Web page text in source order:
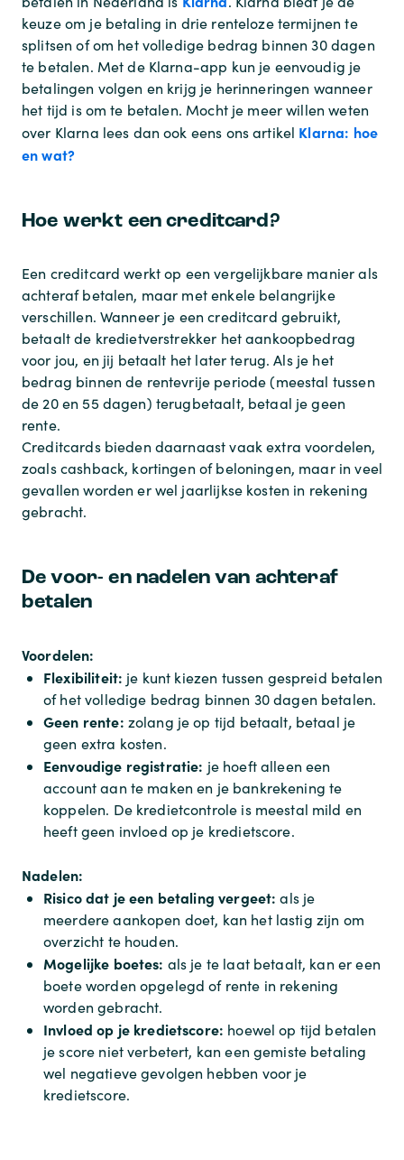
keuze om je betaling in drie renteloze termijnen te
splitsen of om het volledige bedrag binnen 30 dagen
te betalen. Met de Klarna-app kun je eenvoudig je
betalingen volgen en krijg je herinneringen wanneer
het tijd is om te betalen. Mocht je meer willen weten
over Klarna lees dan ook eens ons artikel Klarna: hoe
en wat?
Hoe werkt een creditcard?
Een creditcard werkt op een vergelijkbare manier als
achteraf betalen, maar met enkele belangrijke
verschillen. Wanneer je een creditcard gebruikt,
betaalt de kredietverstrekker het aankoopbedrag
voor jou, en jij betaalt het later terug. Als je het
bedrag binnen de rentevrije periode (meestal tussen
de 20 en 55 dagen) terugbetaalt, betaal je geen
rente.
Creditcards bieden daarnaast vaak extra voordelen,
zoals cashback, kortingen of beloningen, maar in veel
gevallen worden er wel jaarlijkse kosten in rekening
gebracht.
De voor- en nadelen van achteraf
betalen
Voordelen:
Flexibiliteit: je kunt kiezen tussen gespreid betalen
of het volledige bedrag binnen 30 dagen betalen.
Geen rente: zolang je op tijd betaalt, betaal je
geen extra kosten.
Eenvoudige registratie: je hoeft alleen een
account aan te maken en je bankrekening te
koppelen. De kredietcontrole is meestal mild en
heeft geen invloed op je kredietscore.
Nadelen:
Risico dat je een betaling vergeet: als je
meerdere aankopen doet, kan het lastig zijn om
overzicht te houden.
Mogelijke boetes: als je te laat betaalt, kan er een
boete worden opgelegd of rente in rekening
worden gebracht.
Invloed op je kredietscore: hoewel op tijd betalen
je score niet verbetert, kan een gemiste betaling
wel negatieve gevolgen hebben voor je
kredietscore.